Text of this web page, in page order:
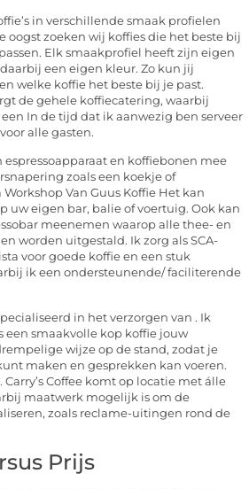
in verschillende smaak profielen
oogst zoeken wij koffies die het beste bij
Elk smaakprofiel heeft zijn eigen
een eigen kleur. Zo kun jij
welke koffie het beste bij je past.
de gehele koffiecatering, waarbij
In de tijd dat ik aanwezig ben serveer
alle gasten.
en koffiebonen mee
zoals een koekje of
Van Guus Koffie Het kan
uw eigen bar, balie of voertuig. Ook kan
meenemen waarop alle thee- en
worden uitgestald. Ik zorg als SCA-
voor goede koffie en een stuk
ik een ondersteunende/ faciliterende
in het verzorgen van . Ik
smaakvolle kop koffie jouw
wijze op de stand, zodat je
maken en gesprekken kan voeren.
Coffee komt op locatie met álle
maatwerk mogelijk is om de
zoals reclame-uitingen rond de
Prijs